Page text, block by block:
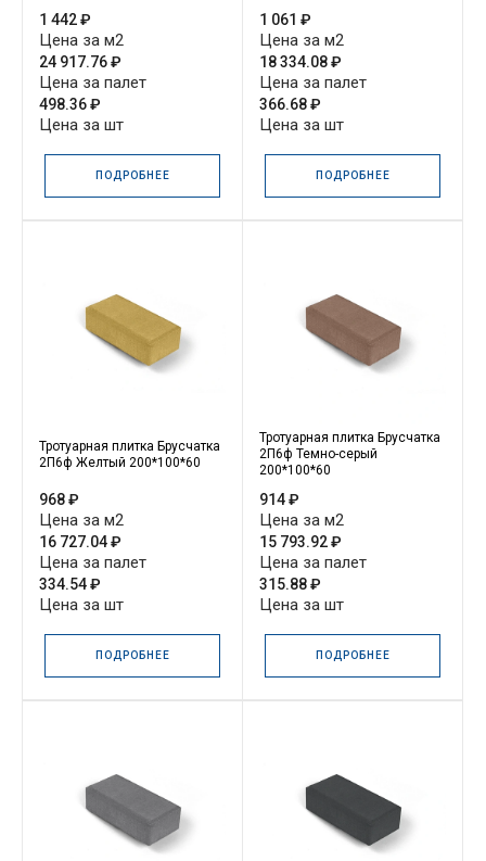
1 442 ₽
Цена за м2
24 917.76 ₽
Цена за палет
498.36 ₽
Цена за шт
ПОДРОБНЕЕ
1 061 ₽
Цена за м2
18 334.08 ₽
Цена за палет
366.68 ₽
Цена за шт
ПОДРОБНЕЕ
Тротуарная плитка Брусчатка
2П6ф Желтый 200*100*60
968 ₽
Цена за м2
16 727.04 ₽
Цена за палет
334.54 ₽
Цена за шт
ПОДРОБНЕЕ
Тротуарная плитка Брусчатка
2П6ф Темно-серый
200*100*60
914 ₽
Цена за м2
15 793.92 ₽
Цена за палет
315.88 ₽
Цена за шт
ПОДРОБНЕЕ